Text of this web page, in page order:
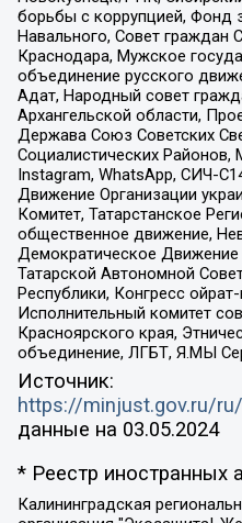
борьбы с коррупцией,
Навального, Совет граждан
Краснодара, Мужское
объединение русского
Адат, Народный совет
Архангельской области,
Держава Союз Советских
Социалистических Районов,
Instagram, WhatsApp, СИЧ-
Движение Организации
Комитет, Татарстанское
общественное движение,
Демократическое
Татарской Автономной
Республики, Конгресс
Исполнительный комитет
Красноярского края,
объединение, ЛГБТ, Я.МЫ
Источник:
https://minjust.gov.ru/
данные на 03.05.2024
* Реестр иностранных
Калининградская региональная общественная организация "Экозащита!-Женсовет", Фонд содействия защите прав и свобод граждан "Общественный вердикт", Фонд "Институт Развития Свободы Информации", Частное учреждение "Информационное агентство МЕМО. РУ", Региональная общественная организация "Общественная комиссия по сохранению наследия академика Сахарова", Фонд поддержки свободы прессы, Санкт-Петербургская общественная правозащитная организация "Гражданский контроль", Межрегиональная общественная организация "Информационно-просветительский центр "Мемориал", Региональный Фонд "Центр Защиты Прав Средств Массовой Информации", с 05.12.2023 Фонд "Центр Защиты Прав Средств массовой информации", Региональная общественная благотворительная организация помощи беженцам и мигрантам "Гражданское содействие", Негосударственное образовательное учреждение дополнительного профессионального образования (повышение квалификации) специалистов "АКАДЕМИЯ ПО ПРАВАМ ЧЕЛОВЕКА", Свердловская региональная общественная организация "Сутяжник", Автономная некоммерческая организация "Центр независимых социологических исследований", Союз общественных объединений "Российский исследовательский центр по правам человека", Региональное общественное учреждение научно-информационный центр "МЕМОРИАЛ", Некоммерческая организация "Фонд защиты гласности", Автономная некоммерческая организация "Институт прав человека", Городская общественная организация "Екатеринбургское общество "МЕМОРИАЛ", Городская общественная организация "Рязанское историко-просветительское и правозащитное общество "Мемориал" (Рязанский Мемориал), Челябинский региональный орган общественной самодеятельности – женское общественное объединение "Женщины Евразии", Челябинский региональный орган общественной самодеятельности "Уральская правозащитная группа", Фонд содействия защите здоровья и социальной справедливости имени Андрея Рылькова, Автономная Некоммерческая Организация "Аналитический Центр Юрия Левады", Автономная некоммерческая организация социальной поддержки населения "Проект Апрель", Региональная общественная организация помощи женщинам и детям, находящимся в кризисной ситуации "Информационно-методический центр "Анна", Фонд содействия развитию массовых коммуникаций и правовому просвещению "Так-так-Так", Фонд содействия устойчивому развитию "Серебряная тайга", Свердловский региональный общественный фонд социальных проектов "Новое время", "Idel.Реалии", Кавказ.Реалии, Крым.Реалии, Телеканал Настоящее Время, Татаро-башкирская служба Радио Свобода (Azatliq Radiosi), Радио Свободная Европа/Радио Свобода (PCE/PC), "Сибирь.Реалии", "Фактограф", Благотворительный фонд помощи осужденным и их семьям, Автономная некоммерческая организация "Институт глобализации и социальных движений", Фонд "В защиту прав заключенных", Частное учреждение "Центр поддержки и содействия развитию средств массовой информации", Пензенский региональный общественный благотворительный фонд "Гражданский союз", "Север.Реалии", Некоммерческая организация Фонд "Правовая инициатива", Общество с ограниченной ответственностью "Радио Свободная Европа/Радио Свобода", Чешское информационное агентство "MEDIUM-ORIENT", Красноярская региональная общественная организация "Мы против СПИДа", Камалягин Денис Николаевич, Маркелов Сергей Евгеньевич, Пономарев Лев Александрович, Савицкая Людмила Алексеевна, Автономная некоммерческая организация "Центр по работе с проблемой насилия "НАСИЛИЮ.НЕТ", Межрегиональный профессиональный союз работников здравоохранения "Альянс врачей", Юридическое лицо, зарегистрированное в Латвийской Республике, SIA "Medusa Project" (регистрационный номер 40103797863, дата регистрации 10.06.2014), Некоммерческая организация "Фонд по борьбе с коррупцией", Автономная некоммерческая организация "Институт права и публичной политики", Баданин Роман Сергеевич, Гликин Максим Александрович, Железнова Мария Михайловна, Лукьянова Юлия Сергеевна, Маетная Елизавета Витальевна, Маняхин Петр Борисович, Чуракова Ольга Владимировна, Ярош Юлия Петровна, Юридическое лицо "The Insider SIA", зарегистрированное в Риге, Латвийская Республика (дата регистрации 26.06.2015), являющееся администратором доменного имени интернет-издания "The Insider SIA", https://theins.ru, Постернак Алексей Евгеньевич, Рубин Михаил Аркадьевич, Анин Роман Александрович, Юридическое лицо Istories fonds, зарегистрированное в Латвийской Республике (регистрационный номер 50008295751, дата регистрации 24.02.2020), Великовский Дмитрий Александрович, Долинина Ирина Николаевна, Мароховская Алеся Алексеевна, Шлейнов Роман Юрьевич, Шмагун Олеся Валентиновна, Общество с ограниченной ответственностью "Альтаир 2021", Общество с ограниченной ответственностью "Вега 2021", Общество с ограниченной ответственностью "Главный редактор 2021", Общество с ограниченной ответственностью "Ромашки монолит", Важенков Артем Валерьевич, Ивановская областная общественная организация "Центр гендерных исследований", Гурман Юрий Альбертович, Медиапроект "ОВД-Инфо", Егоров Владимир Владимирович, Жилинский Владимир Александрович, Общество с ограниченной ответственностью "ЗП", Иванова София Юрьевна, Карезина Инна Павловна, Кильтау Екатерина Викторовна, Петров Алексей Викторович, Пискунов Сергей Евгеньевич, Смирнов Сергей Сергеевич, Тихонов Михаил Сергеевич, Общество с ограниченной ответственностью "ЖУРНАЛИСТ-ИНОСТРАННЫЙ АГЕНТ", Арапова Галина Юрьевна, Вольтская Татьяна Анатольевна, Американская компания "Mason G.E.S. Anonymous Foundation" (США), являющаяся владельцем интернет-издания https://mnews.world/, Компания "Stichting Bellingcat", зарегистрированная в Нидерландах (дата регистрации 11.07.2018), Захаров Андрей Вячеславович, Клепиковская Екатерина Дмитриевна, Общество с ограниченной ответственностью "МЕМО", Перл Роман Александрович, Симонов Евгений Алексеевич, Соловьева Елена Анатольевна, Сотников Даниил Владимирович, Сурначева Елизавета Дмитриевна, Автономная некоммерческая организация по защите прав человека и информированию населения "Якутия – Наше Мнение", Общество с ограниченной ответственностью "Москоу диджитал медиа", с 26.01.2023 Общество с ограниченной ответственностью "Чайка Белые